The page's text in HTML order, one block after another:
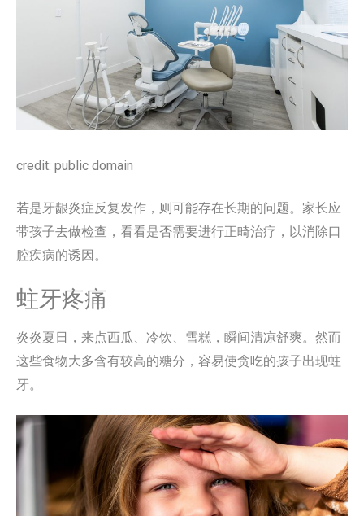
credit: public domain
若是牙龈炎症反复发作，则可能存在长期的问题。家长应
带孩子去做检查，看看是否需要进行正畸治疗，以消除口
腔疾病的诱因。
蛀牙疼痛
炎炎夏日，来点西瓜、冷饮、雪糕，瞬间清凉舒爽。然而
这些食物大多含有较高的糖分，容易使贪吃的孩子出现蛀
牙。